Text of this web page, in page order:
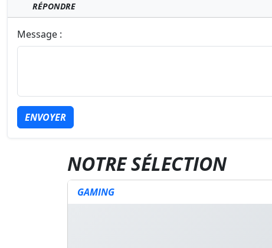
RÉPONDRE
Message :
ENVOYER
NOTRE SÉLECTION
GAMING